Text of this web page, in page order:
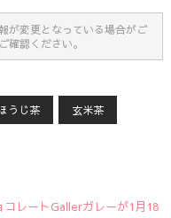
が変更となっている場合がご
確認ください。
うじ茶 玄米茶
レートGallerガレーが1月18